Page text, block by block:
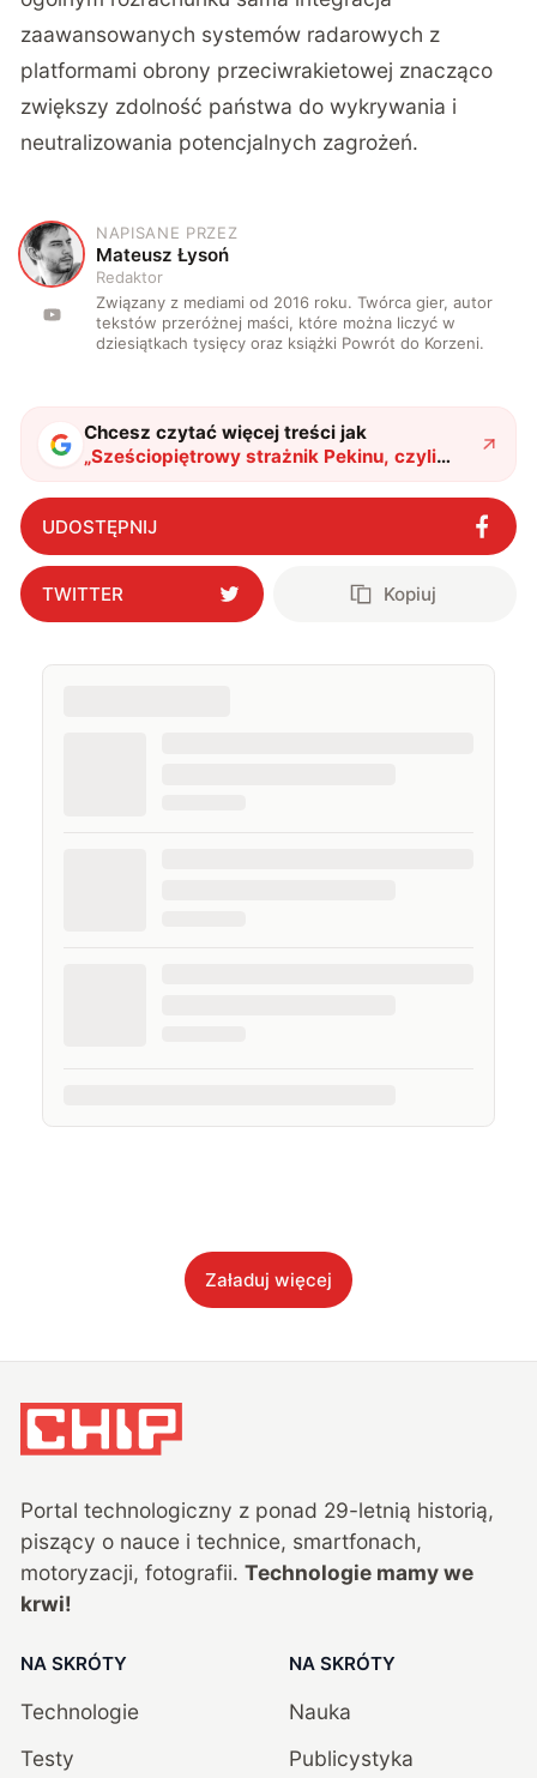
zaawansowanych systemów radarowych z
platformami obrony przeciwrakietowej znacząco
zwiększy zdolność państwa do wykrywania i
neutralizowania potencjalnych zagrożeń.
M
NAPISANE PRZEZ
Mateusz Łysoń
Redaktor
Związany z mediami od 2016 roku. Twórca gier, autor
tekstów przeróżnej maści, które można liczyć w
dziesiątkach tysięcy oraz książki Powrót do Korzeni.
Chcesz czytać więcej treści jak
„Sześciopiętrowy strażnik Pekinu, czyli
niezwykły radar, który wykrywa zagrożenia
z tysięcy kilometrów"?
UDOSTĘPNIJ
TWITTER Kopiuj
Załaduj więcej
Portal technologiczny z ponad 29-letnią historią,
piszący o nauce i technice, smartfonach,
motoryzacji, fotografii. Technologie mamy we
krwi!
NA SKRÓTY
Technologie
Testy
NA SKRÓTY
Nauka
Publicystyka